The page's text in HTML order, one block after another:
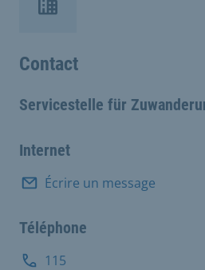
Contact
Servicestelle für
Internet
Écrire un message
Téléphone
115